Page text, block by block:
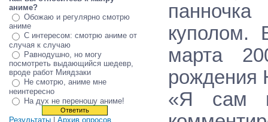
аниме?
Обожаю и регулярно смотрю
аниме
С интересом: смотрю аниме от
случая к случаю
Равнодушно, но могу
посмотреть выдающийся шедевр,
вроде работ Миядзаки
Не смотрю, аниме мне
неинтересно
На дух не переношу аниме!
Результаты
Архив опросов
куполом.
марта
рождения
«Я сам